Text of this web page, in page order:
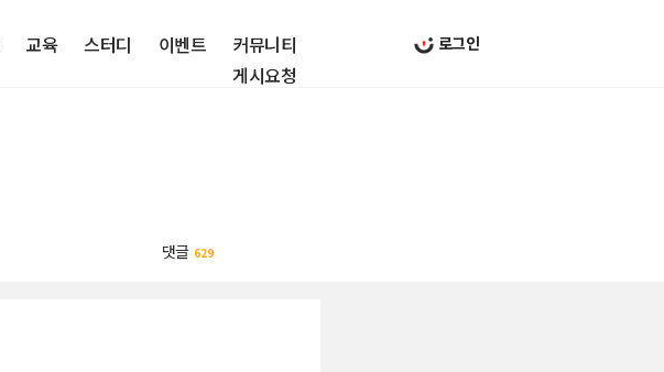
로그인
교육 스터디 이벤트
커뮤니티
게시요청
댓글 629